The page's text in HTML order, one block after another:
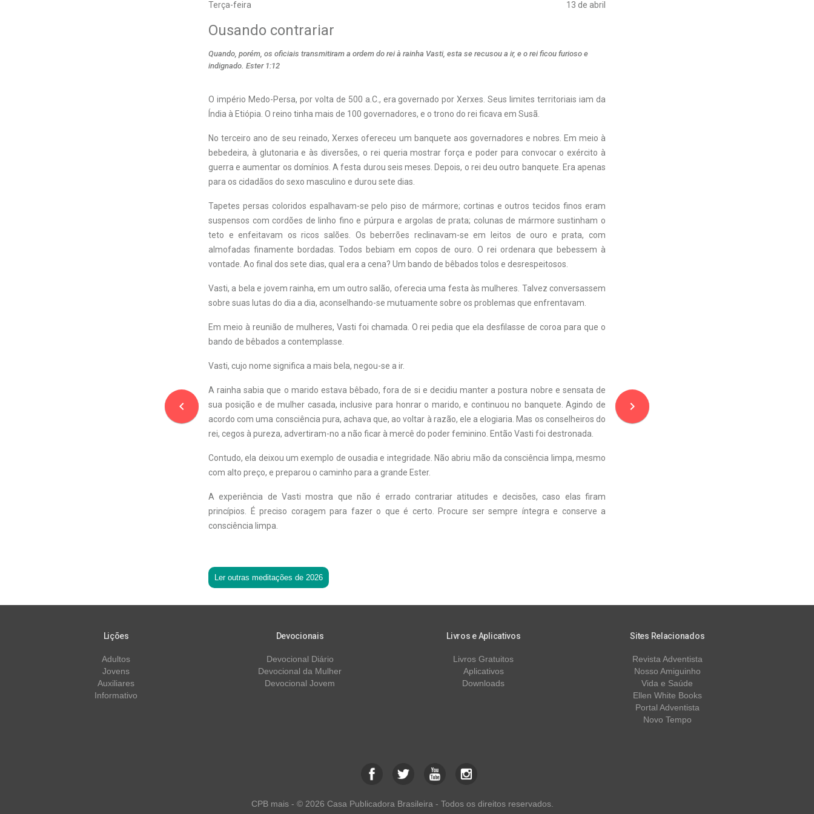
Terça-feira 13 de abril
navigate_before
Ousando contrariar
Quando, porém, os oficiais transmitiram a ordem do rei à rainha Vasti, esta se recusou a ir, e o rei ficou furioso e
indignado. Ester 1:12
O império Medo-Persa, por volta de 500 a.C., era governado por Xerxes. Seus limites territoriais iam da
Índia à Etiópia. O reino tinha mais de 100 governadores, e o trono do rei ficava em Susã.
No terceiro ano de seu reinado, Xerxes ofereceu um banquete aos governadores e nobres. Em meio à
bebedeira, à glutonaria e às diversões, o rei queria mostrar força e poder para convocar o exército à
guerra e aumentar os domínios. A festa durou seis meses. Depois, o rei deu outro banquete. Era apenas
para os cidadãos do sexo masculino e durou sete dias.
Tapetes persas coloridos espalhavam-se pelo piso de mármore; cortinas e outros tecidos finos eram
suspensos com cordões de linho fino e púrpura e argolas de prata; colunas de mármore sustinham o
teto e enfeitavam os ricos salões. Os beberrões reclinavam-se em leitos de ouro e prata, com
almofadas finamente bordadas. Todos bebiam em copos de ouro. O rei ordenara que bebessem à
vontade. Ao final dos sete dias, qual era a cena? Um bando de bêbados tolos e desrespeitosos.
Vasti, a bela e jovem rainha, em um outro salão, oferecia uma festa às mulheres. Talvez conversassem
sobre suas lutas do dia a dia, aconselhando-se mutuamente sobre os problemas que enfrentavam.
Em meio à reunião de mulheres, Vasti foi chamada. O rei pedia que ela desfilasse de coroa para que o
bando de bêbados a contemplasse.
Vasti, cujo nome significa a mais bela, negou-se a ir.
A rainha sabia que o marido estava bêbado, fora de si e decidiu manter a postura nobre e sensata de
sua posição e de mulher casada, inclusive para honrar o marido, e continuou no banquete. Agindo de
acordo com uma consciência pura, achava que, ao voltar à razão, ele a elogiaria. Mas os conselheiros do
rei, cegos à pureza, advertiram-no a não ficar à mercê do poder feminino. Então Vasti foi destronada.
Contudo, ela deixou um exemplo de ousadia e integridade. Não abriu mão da consciência limpa, mesmo
com alto preço, e preparou o caminho para a grande Ester.
A experiência de Vasti mostra que não é errado contrariar atitudes e decisões, caso elas firam
princípios. É preciso coragem para fazer o que é certo. Procure ser sempre íntegra e conserve a
consciência limpa.
Ler outras meditações de 2026
navigate_next
Lições
Adultos
Jovens
Auxiliares
Informativo
Devocionais
Devocional Diário
Devocional da Mulher
Devocional Jovem
Livros e Aplicativos
Livros Gratuitos
Aplicativos
Downloads
Sites Relacionados
Revista Adventista
Nosso Amiguinho
Vida e Saúde
Ellen White Books
Portal Adventista
Novo Tempo
CPB mais - © 2026 Casa Publicadora Brasileira - Todos os direitos reservados.